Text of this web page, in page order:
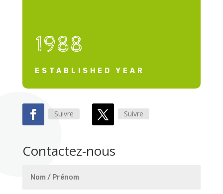
1988
ESTABLISHED YEAR
Suivre Suivre
Contactez-nous